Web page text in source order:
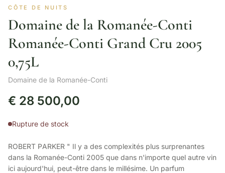
CÔTE DE NUITS
Domaine de la Romanée-Conti
Romanée-Conti Grand Cru 2005
0,75L
Domaine de la Romanée-Conti
€ 28 500,00
Rupture de stock
ROBERT PARKER " Il y a des complexités plus surprenantes
dans la Romanée-Conti 2005 que dans n'importe quel autre vin
ici aujourd'hui, peut-être dans le millésime. Un parfum